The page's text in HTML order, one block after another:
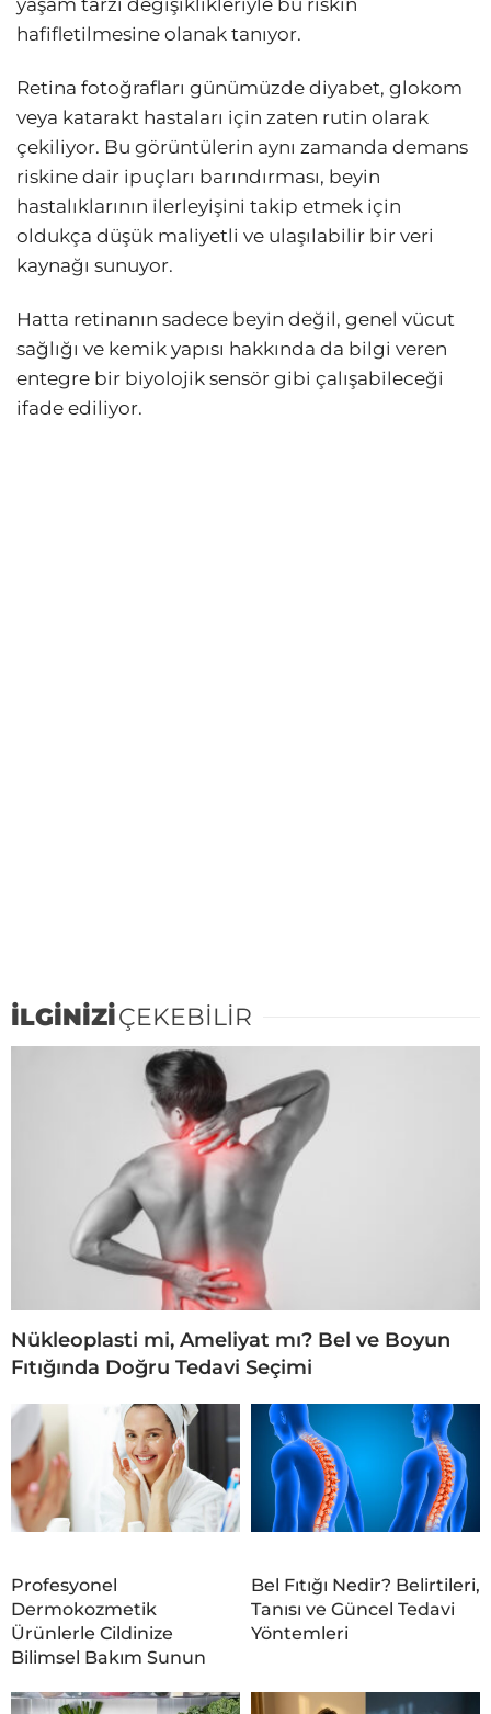
hafifletilmesine olanak tanıyor.
Retina fotoğrafları günümüzde diyabet, glokom
veya katarakt hastaları için zaten rutin olarak
çekiliyor. Bu görüntülerin aynı zamanda demans
riskine dair ipuçları barındırması, beyin
hastalıklarının ilerleyişini takip etmek için
oldukça düşük maliyetli ve ulaşılabilir bir veri
kaynağı sunuyor.
Hatta retinanın sadece beyin değil, genel vücut
sağlığı ve kemik yapısı hakkında da bilgi veren
entegre bir biyolojik sensör gibi çalışabileceği
ifade ediliyor.
İLGİNİZİÇEKEBİLİR
Nükleoplasti mi, Ameliyat mı? Bel ve Boyun
Fıtığında Doğru Tedavi Seçimi
Profesyonel
Dermokozmetik
Ürünlerle Cildinize
Bilimsel Bakım Sunun
Bel Fıtığı Nedir? Belirtileri,
Tanısı ve Güncel Tedavi
Yöntemleri